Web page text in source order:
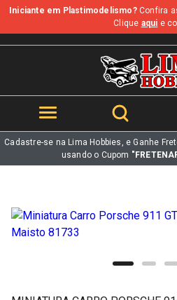
b
Iniciante em Plastimodelismo?Confira
Clique aqui e
Cadastre-se na Lima Hobbies, e Ganhe
usando o Cupom